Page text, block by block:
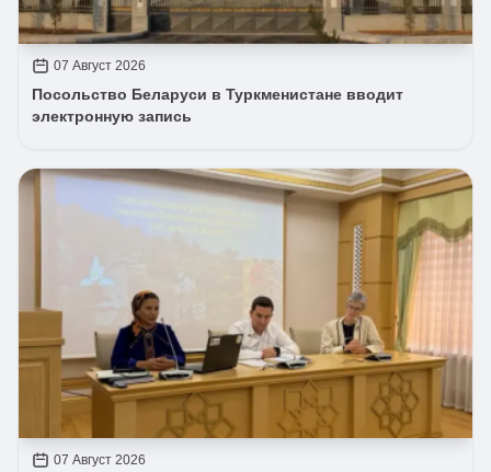
07 Август 2026
Посольство Беларуси в Туркменистане вводит
электронную запись
07 Август 2026